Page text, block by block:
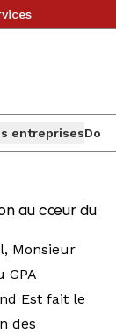
entreprises
au cœur du
Monsieur
GPA
Est fait le
des